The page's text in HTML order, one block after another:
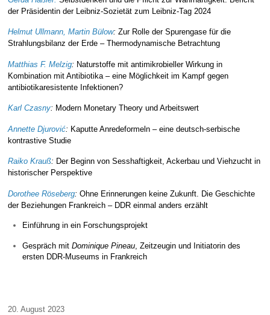
der Präsidentin der Leibniz-Sozietät zum Leibniz-Tag 2024
Helmut Ullmann, Martin Bülow:Zur Rolle der Spurengase für die
Strahlungsbilanz der Erde – Thermodynamische Betrachtung
Matthias F. Melzig: Naturstoffe mit antimikrobieller Wirkung in
Kombination mit Antibiotika – eine Möglichkeit im Kampf gegen
antibiotikaresistente Infektionen?
Karl Czasny: Modern Monetary Theory und Arbeitswert
Annette Djurović: Kaputte Anredeformeln – eine deutsch-serbische
kontrastive Studie
Raiko Krauß: Der Beginn von Sesshaftigkeit, Ackerbau und Viehzucht in
historischer Perspektive
Dorothee Röseberg:Ohne Erinnerungen keine Zukunft. Die Geschichte
der Beziehungen Frankreich – DDR einmal anders erzählt
Einführung in ein Forschungsprojekt
Gespräch mitDominique Pineau, Zeitzeugin und Initiatorin des
ersten DDR-Museums in Frankreich
20. August 2023